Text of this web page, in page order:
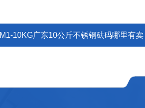
M1-10KG广东10公斤不锈钢砝码哪里有卖